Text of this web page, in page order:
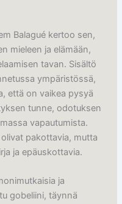
Balagué kertoo sen,
mieleen ja elämään,
tavan. Sisältö
ympäristössä,
että on vaikea pysyä
tunne, odotuksen
vapautumista.
pakottavia, mutta
ja epäuskottavia.
ja
gobeliini, täynnä